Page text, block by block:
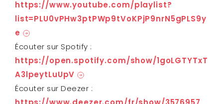
https://www.youtube.com/playlist?
list=PLU0vPHw3ptPWp9tVoKPjP9nrN5gPLS9y
e
Écouter sur Spotify :
https://open.spotify.com/show/1goLGTYTxT
A3lpeytLuUpV
Écouter sur Deezer :